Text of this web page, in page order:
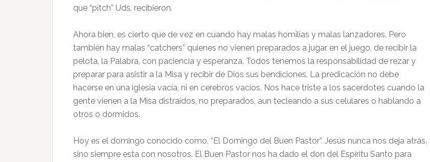
que “pitch” Uds. recibieron.
Ahora bien, es cierto que de vez en cuando hay malas homilías y malas lanzadores. Pero
también hay malas “catchers” quienes no vienen preparados a jugar en el juego, de recibir la
pelota, la Palabra, con paciencia y esperanza. Todos tenemos la responsabilidad de rezar y
preparar para asistir a la Misa y recibir de Dios sus bendiciones. La predicación no debe
hacerse en una iglesia vacía, ni en cerebros vacíos. Nos hace triste a los sacerdotes cuando la
gente vienen a la Misa distraídos, no preparados, aun tecleando a sus celulares o hablando a
otros o dormidos.
Hoy es el domingo conocido como, “El Domingo del Buen Pastor”. Jesús nunca nos deja atrás,
sino siempre esta con nosotros. El Buen Pastor nos ha dado el don del Espíritu Santo para